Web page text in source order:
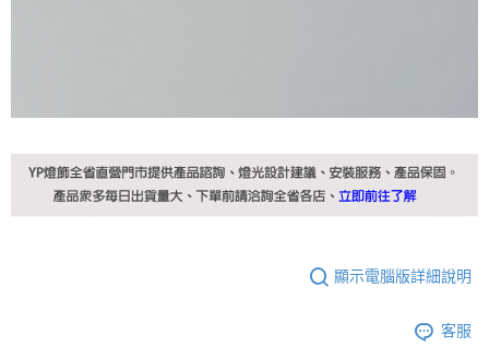
顯示電腦版詳細說明
客服